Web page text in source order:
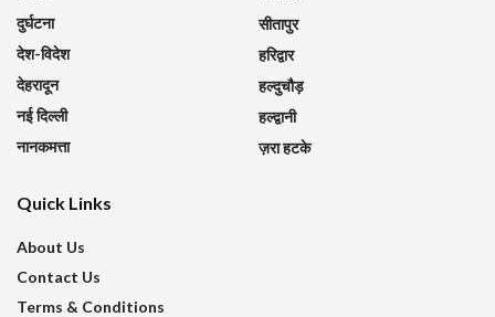
दुर्घटना
देश-विदेश
देहरादून
नई दिल्ली
नानकमत्ता
सीतापुर
हरिद्वार
हल्दुचौड़
हल्द्वानी
ज़रा हटके
Quick Links
About Us
Contact Us
Terms & Conditions